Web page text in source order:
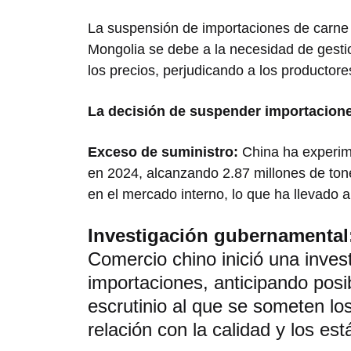
La suspensión de importaciones de
Mongolia se debe a la necesidad de
los precios, perjudicando a los
La decisión de suspender
Exceso de suministro: China ha
en 2024, alcanzando 2.87 millones de
en el mercado interno, lo que ha llevado
Investigación
Comercio chino inició una
importaciones, anticipando
escrutinio al que se someten
relación con la calidad y los